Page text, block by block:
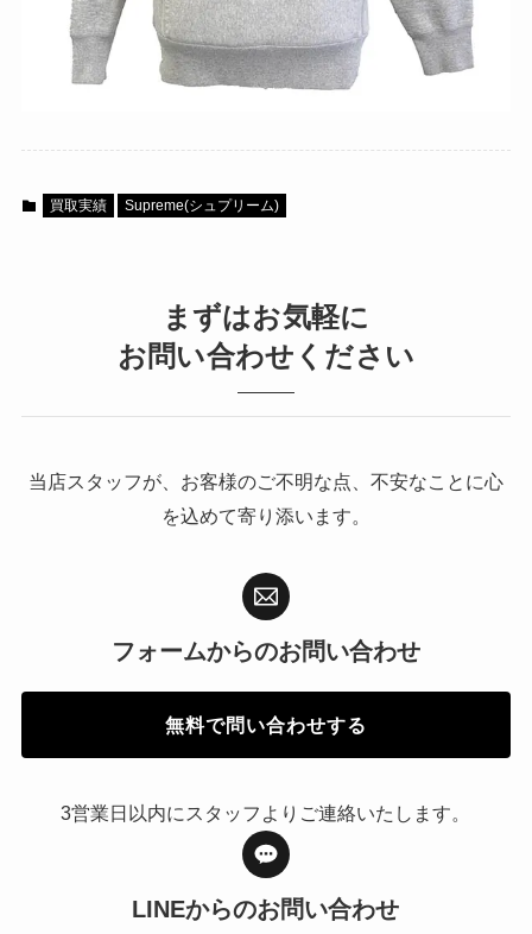
買取実績 Supreme(シュプリーム)
まずはお気軽に
お問い合わせください
当店スタッフが、お客様のご不明な点、不安なことに心
を込めて寄り添います。
フォームからのお問い合わせ
無料で問い合わせする
3営業日以内にスタッフよりご連絡いたします。
LINEからのお問い合わせ